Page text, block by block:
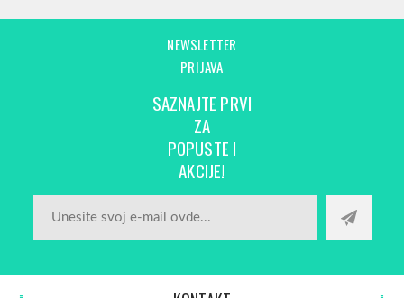
NEWSLETTER
PRIJAVA
SAZNAJTE PRVI
ZA
POPUSTE I
AKCIJE!